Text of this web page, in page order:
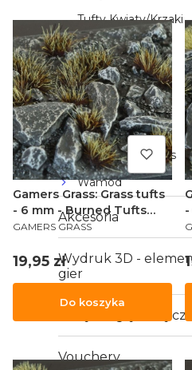
Tufty Kwiaty/Krzaki
Zestawy
Laser Plants
Tufty 2 mm
Tufty 4-5 mm
Red Grass Games
Wamod
Akcesoria
Wydruk 3D -
gier
Karty do gry
Vouchery
Gamers Grass: Grass tufts
- 6 mm - Burned Tufts
(Wild)
PRODUCENT
GAMERS GRASS
Cena
19,95 zł
Do koszyka